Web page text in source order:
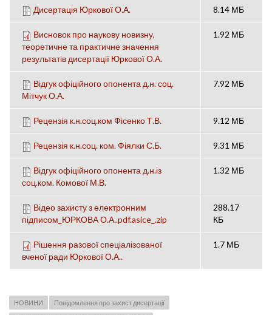
Дисертація Юркової О.А. 8.14 МБ
Висновок про наукову новизну,
теоретичне та практичне значення
результатів дисертації Юркової О.А.
1.92 МБ
Відгук офіційного опонента д.н. соц.
Мітчук О.А.
7.92 МБ
Рецензія к.н.соц.ком Фісенко Т.В. 9.12 МБ
Рецензія к.н.соц. ком. Фіялки С.Б. 9.31 МБ
Відгук офіційного опонента д.н.із
соц.ком. Комової М.В.
1.32 МБ
Відео захисту з електронним
підписом_ЮРКОВА О.А..pdf.asice_.zip
288.17
КБ
Рішення разової спеціалізованої
вченої ради Юркової О.А..
1.7 МБ
НОВИНИ Повідомлення про захист дисертації